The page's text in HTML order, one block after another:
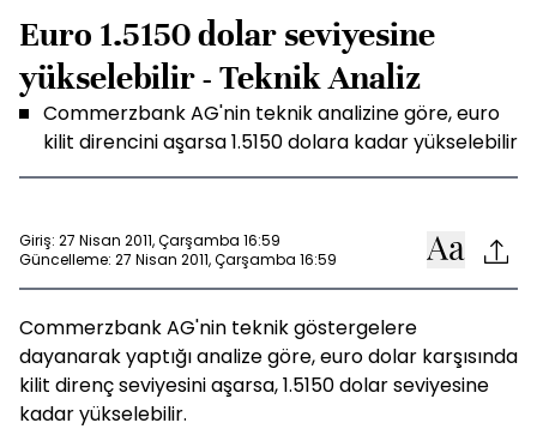
Euro 1.5150 dolar seviyesine
yükselebilir - Teknik Analiz
Commerzbank AG'nin teknik analizine göre, euro
kilit direncini aşarsa 1.5150 dolara kadar yükselebilir
Giriş: 27 Nisan 2011, Çarşamba 16:59
Güncelleme: 27 Nisan 2011, Çarşamba 16:59
Commerzbank AG'nin teknik göstergelere
dayanarak yaptığı analize göre, euro dolar karşısında
kilit direnç seviyesini aşarsa, 1.5150 dolar seviyesine
kadar yükselebilir.